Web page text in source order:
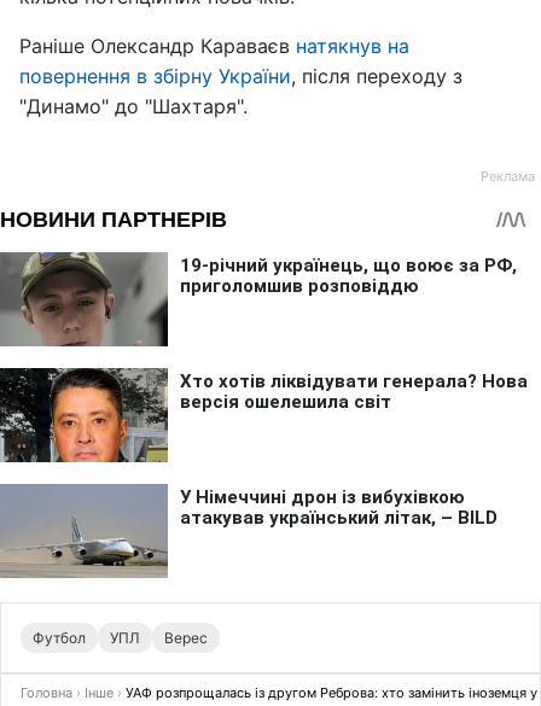
Раніше Олександр Караваєв натякнув на
повернення в збірну України, після переходу з
"Динамо" до "Шахтаря".
Футбол УПЛ Верес
Головна › Інше › УАФ розпрощалась із другом Реброва: хто замінить іноземця у